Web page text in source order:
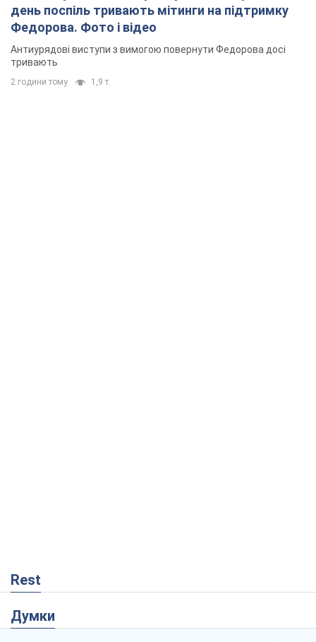
день поспіль тривають мітинги на підтримку
Федорова. Фото і відео
Антиурядові виступи з вимогою повернути Федорова досі
тривають
2 години тому 1,9 т.
Rest
Думки